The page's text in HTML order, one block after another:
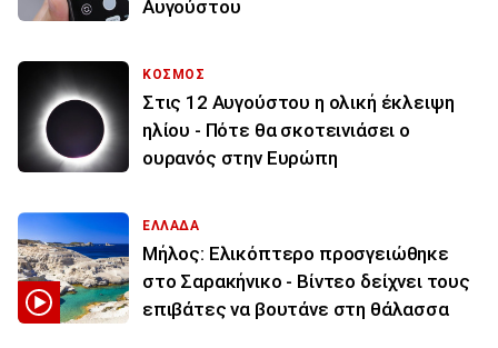
Αυγούστου
ΚΟΣΜΟΣ
Στις 12 Αυγούστου η ολική έκλειψη
ηλίου - Πότε θα σκοτεινιάσει ο
ουρανός στην Ευρώπη
ΕΛΛΑΔΑ
Μήλος: Ελικόπτερο προσγειώθηκε
στο Σαρακήνικο - Βίντεο δείχνει τους
επιβάτες να βουτάνε στη θάλασσα